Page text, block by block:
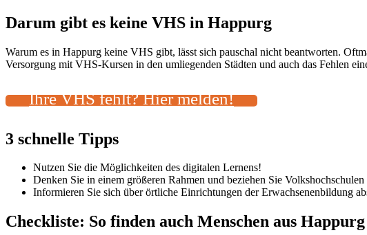
Darum gibt es keine VHS in Happurg
Warum es in Happurg keine VHS gibt, lässt sich pauschal nicht beantworten.
Versorgung mit VHS-Kursen in den umliegenden Städten und auch das Fehlen
Ihre VHS fehlt? Hier melden!
3 schnelle Tipps
Nutzen Sie die Möglichkeiten des digitalen Lernens!
Denken Sie in einem größeren Rahmen und beziehen Sie
Informieren Sie sich über örtliche Einrichtungen der Erwachsenenbildung
Checkliste: So finden auch Menschen aus